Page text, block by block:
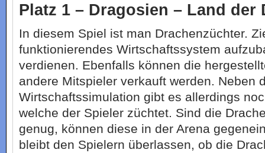
Platz 1 – Dragosien – Land der
In diesem Spiel ist man Drachenzüchter.
funktionierendes Wirtschaftssystem
verdienen. Ebenfalls können die
andere Mitspieler verkauft werden. Neben
Wirtschaftssimulation gibt es allerdings
welche der Spieler züchtet. Sind die
genug, können diese in der Arena
bleibt den Spielern überlassen, ob die